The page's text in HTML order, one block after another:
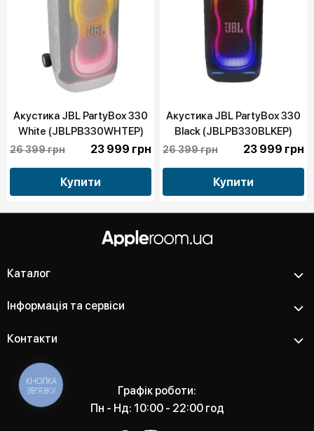
Акустика JBL PartyBox 330
White (JBLPB330WHTEP)
26 399 грн 23 999 грн
Купити
Акустика JBL PartyBox 330
Black (JBLPB330BLKEP)
26 399 грн 23 999 грн
Купити
Каталог
Інформація та сервіси
Контакти
Графік роботи:
Пн - Нд: 10:00 - 22:00 год
КНОПКА
ЗВ'ЯЗКУ